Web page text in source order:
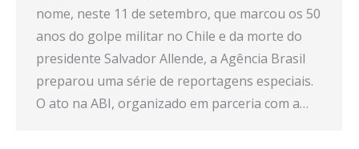
nome, neste 11 de setembro, que marcou os 50
anos do golpe militar no Chile e da morte do
presidente Salvador Allende, a Agência Brasil
preparou uma série de reportagens especiais.
O ato na ABI, organizado em parceria com a…